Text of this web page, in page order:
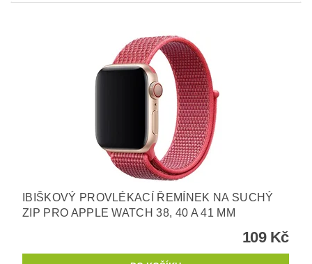
IBIŠKOVÝ PROVLÉKACÍ ŘEMÍNEK NA SUCHÝ
ZIP PRO APPLE WATCH 38, 40 A 41 MM
109 Kč